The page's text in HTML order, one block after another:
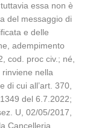
essa non è
del messaggio di
e delle
adempimento
cod. proc civ.; né,
nella
di cui all’art. 370,
del 6.7.2022;
U, 02/05/2017,
Cancelleria